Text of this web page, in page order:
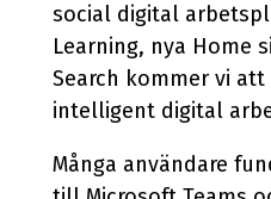
social digital
Learning, nya Home
Search kommer vi
intelligent digital
Många användare